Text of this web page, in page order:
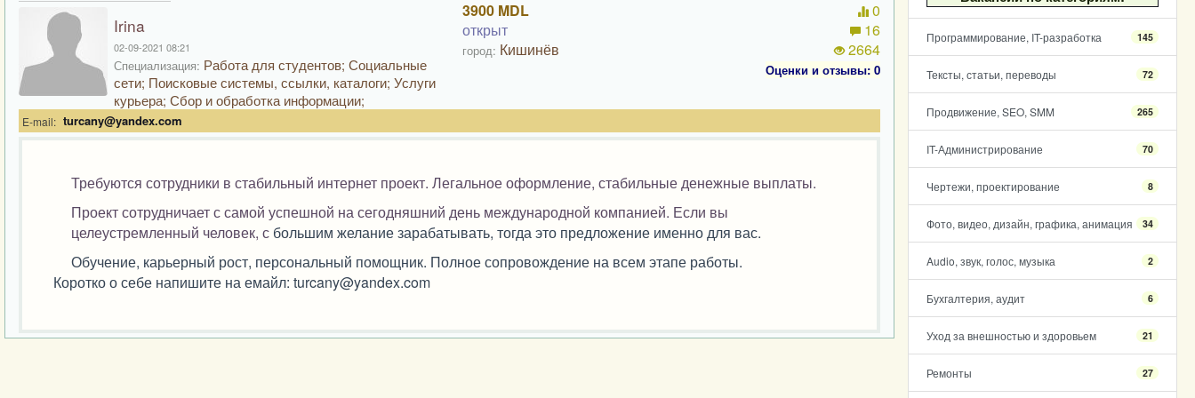
Программирование, IT-разработка 145
Тексты, статьи, переводы 72
Продвижение, SEO, SMM 265
IT-Администрирование 70
Чертежи, проектирование 8
Фото, видео, дизайн, графика, анимация 34
Audio, звук, голос, музыка 2
Бухгалтерия, аудит 6
Уход за внешностью и здоровьем 21
Ремонты 27
Irina
02-09-2021 08:21
Специализация: Работа для студентов; Социальные
сети; Поисковые системы, ссылки, каталоги; Услуги
курьера; Сбор и обработка информации;
3900 MDL
открыт
город: Кишинёв
0
16
2664
Оценки и отзывы: 0
E-mail: turcany@yandex.com
Требуются сотрудники в стабильный интернет проект. Легальное оформление, стабильные денежные выплаты.
Проект сотрудничает с самой успешной на сегодняшний день международной компанией. Если вы
целеустремленный человек, с большим желание зарабатывать, тогда это предложение именно для вас.
Обучение, карьерный рост, персональный помощник. Полное сопровождение на всем этапе работы.
Коротко о себе напишите на емайл: turcany@yandex.com